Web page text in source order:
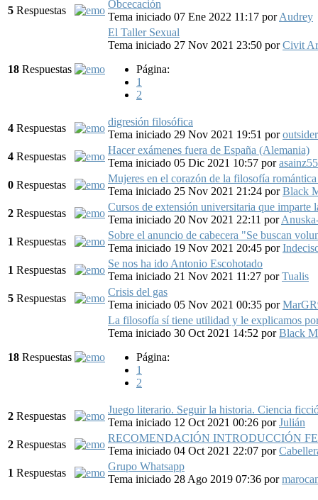
5 Respuestas
Obcecación
Tema iniciado 07 Ene 2022 11:17 porAudrey
18 Respuestas
El Taller Sexual
Tema iniciado 27 Nov 2021 23:50 porCivit
Página:
1
2
4 Respuestas
digresión filosófica
Tema iniciado 29 Nov 2021 19:51 poroutsider
4 Respuestas
Hacer exámenes fuera de España (Alemania)
Tema iniciado 05 Dic 2021 10:57 porasainz55
0 Respuestas
Mujeres en el corazón de la filosofía romántica
Tema iniciado 25 Nov 2021 21:24 porBlack
2 Respuestas
Cursos de extensión universitaria que imparte
Tema iniciado 20 Nov 2021 22:11 por
1 Respuestas
Sobre el anuncio de cabecera "Se buscan
Tema iniciado 19 Nov 2021 20:45 por
1 Respuestas
Se nos ha ido Antonio Escohotado
Tema iniciado 21 Nov 2021 11:27 porTualis
5 Respuestas
Crisis del gas
Tema iniciado 05 Nov 2021 00:35 por
18 Respuestas
La filosofía sí tiene utilidad y le explicamos
Tema iniciado 30 Oct 2021 14:52 porBlack
Página:
1
2
2 Respuestas
Juego literario. Seguir la historia. Ciencia
Tema iniciado 12 Oct 2021 00:26 porJulián
2 Respuestas
RECOMENDACIÓN INTRODUCCIÓN
Tema iniciado 04 Oct 2021 22:07 por
1 Respuestas
Grupo Whatsapp
Tema iniciado 28 Ago 2019 07:36 por